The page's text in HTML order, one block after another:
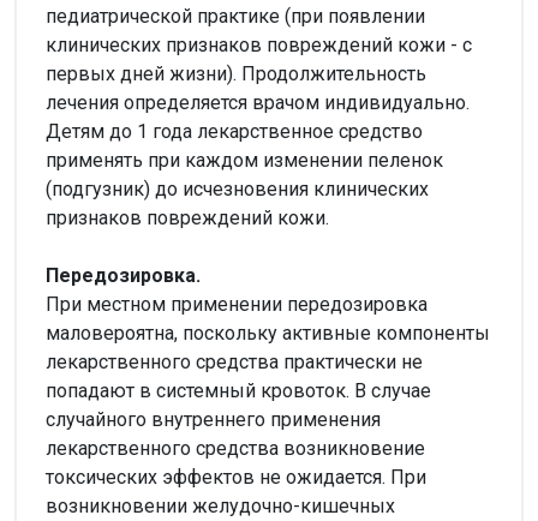
педиатрической практике (при появлении
клинических признаков повреждений кожи - с
первых дней жизни). Продолжительность
лечения определяется врачом индивидуально.
Детям до 1 года лекарственное средство
применять при каждом изменении пеленок
(подгузник) до исчезновения клинических
признаков повреждений кожи.
Передозировка.
При местном применении передозировка
маловероятна, поскольку активные компоненты
лекарственного средства практически не
попадают в системный кровоток. В случае
случайного внутреннего применения
лекарственного средства возникновение
токсических эффектов не ожидается. При
возникновении желудочно-кишечных